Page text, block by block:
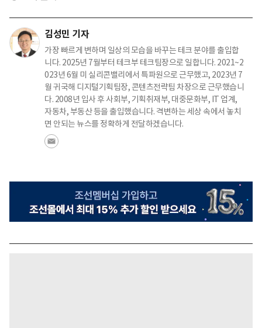
김성민 기자
가장 빠르게 변하며 일상의 모습을 바꾸는 테크 분야를 출입합
니다. 2025년 7월부터 테크부 테크팀장으로 일합니다. 2021~2
023년 6월 미 실리콘밸리에서 특파원으로 근무했고, 2023년 7
월 귀국해 디지털기획팀장, 콘텐츠전략팀 차장으로 근무했습니
다. 2008년 입사 후 사회부, 기획취재부, 대중문화부, IT 업계,
자동차, 부동산 등을 출입했습니다. 격변하는 세상 속에서 놓치
면 안되는 뉴스를 정확하게 전달하겠습니다.